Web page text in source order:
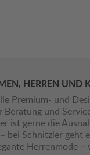
HERREN
Premium- und
und
ist gerne die
bei Schnitzler
Herrenmode